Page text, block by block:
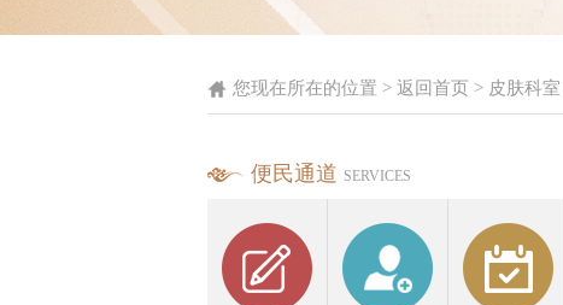
您现在所在的位置 > 返回首页 > 皮肤科室
便民通道 SERVICES